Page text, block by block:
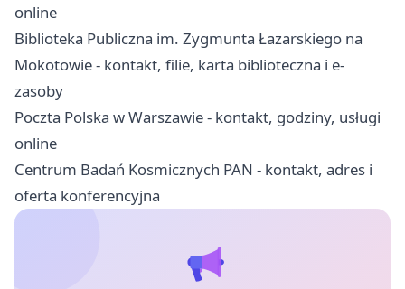
online
Biblioteka Publiczna im. Zygmunta Łazarskiego na
Mokotowie - kontakt, filie, karta biblioteczna i e-
zasoby
Poczta Polska w Warszawie - kontakt, godziny, usługi
online
Centrum Badań Kosmicznych PAN - kontakt, adres i
oferta konferencyjna